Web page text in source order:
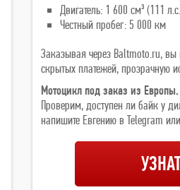
Двигатель: 1 600 см³ (111
Честный пробег: 5 000 км
Заказывая через Baltmoto.ru, вы
скрытых платежей, прозрачную
Мотоцикл под заказ из Европы.
Проверим, доступен ли байк у
напишите Евгению в Telegram